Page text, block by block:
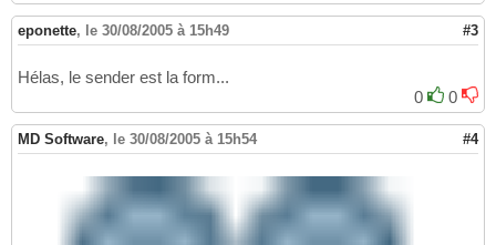
eponette, le 30/08/2005 à 15h49 #3
Hélas, le sender est la form...
0
0
MD Software, le 30/08/2005 à 15h54 #4